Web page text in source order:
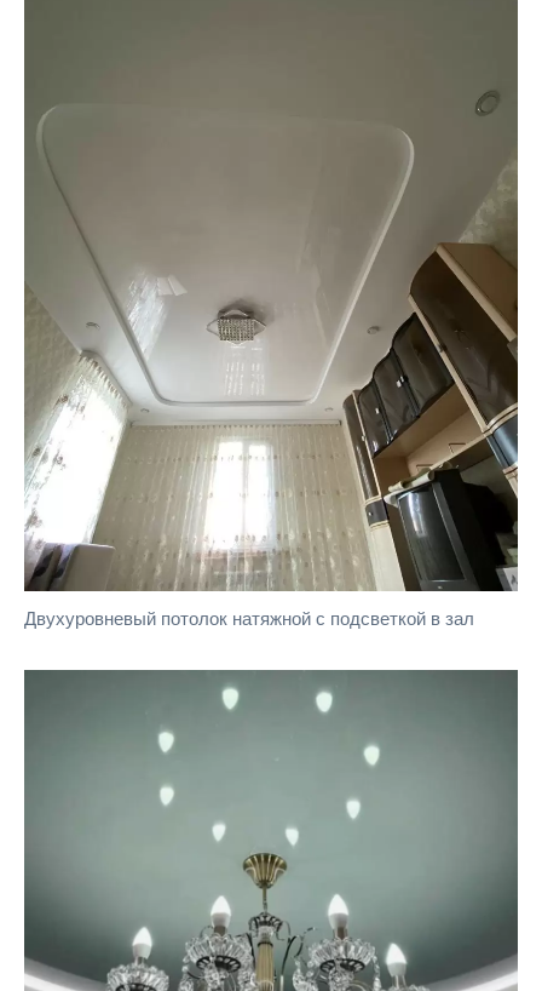
Двухуровневый потолок натяжной с подсветкой в зал